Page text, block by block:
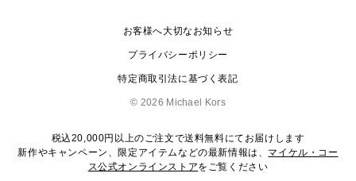
▶ ウェア
お客様へ大切なお知らせ
プライバシーポリシー
特定商取引法に基づく表記
© 2026 Michael Kors
税込20,000円以上のご注文で送料無料にてお届けします
新作やキャンペーン、限定アイテムなどの最新情報は、 マイケル・コー
ス公式オンラインストアをご覧ください